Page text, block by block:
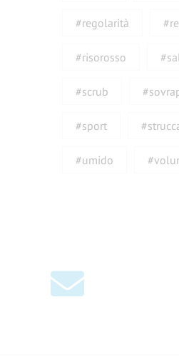
#regolarità
#risorosso
#scrub
#sport
#umido